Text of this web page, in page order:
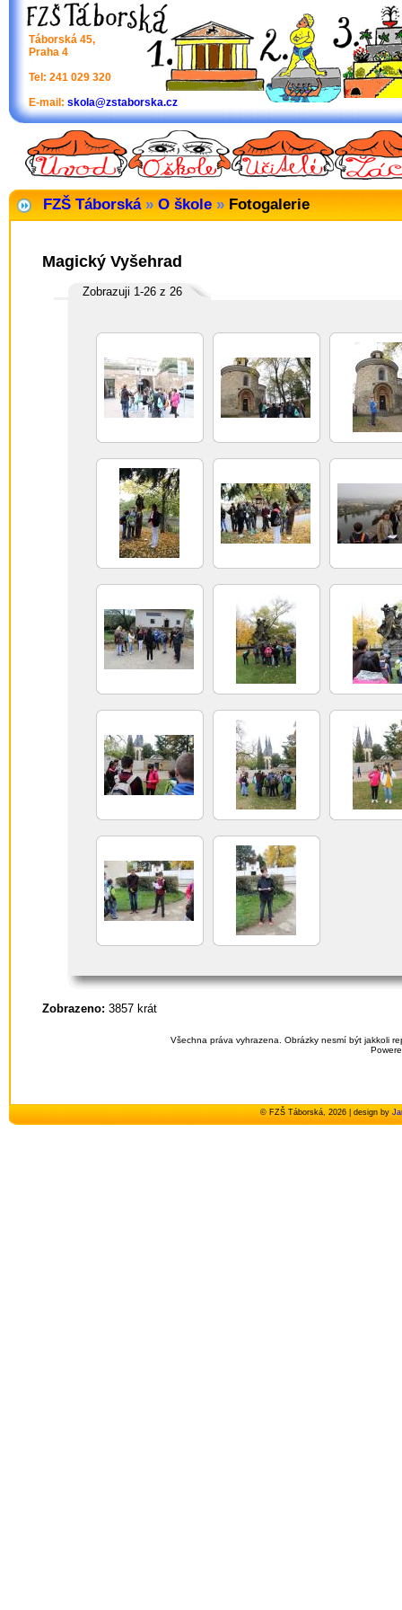
Táborská 45,
Praha 4
Tel: 241 029 320
E-mail: skola@zstaborska.cz
FZŠ Táborská » O škole » Fotogalerie
Magický Vyšehrad
Zobrazuji 1-26 z 26
Zobrazeno: 3857 krát
Všechna práva vyhrazena. Obrázky nesmí být jakkoli
© FZŠ Táborská, 2026 | design by